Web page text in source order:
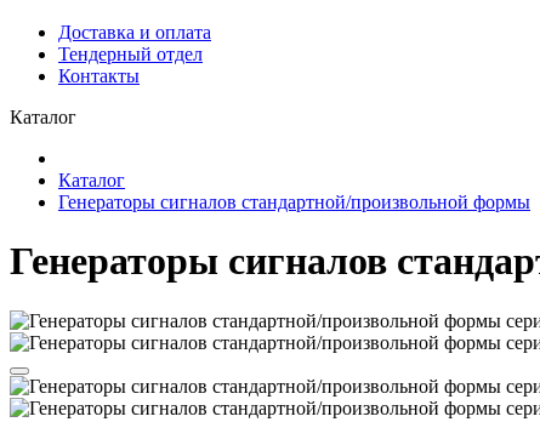
Доставка и оплата
Тендерный отдел
Контакты
Каталог
Каталог
Генераторы сигналов стандартной/произвольной формы
Генераторы сигналов